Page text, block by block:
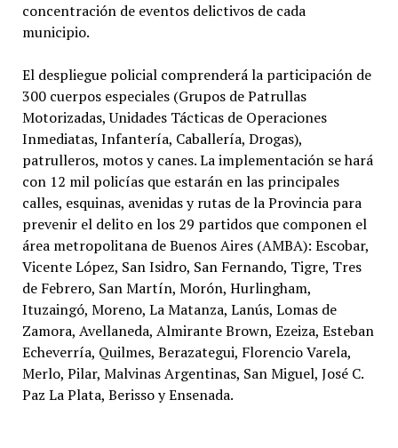
concentración de eventos delictivos de cada
municipio.
El despliegue policial comprenderá la participación de
300 cuerpos especiales (Grupos de Patrullas
Motorizadas, Unidades Tácticas de Operaciones
Inmediatas, Infantería, Caballería, Drogas),
patrulleros, motos y canes. La implementación se hará
con 12 mil policías que estarán en las principales
calles, esquinas, avenidas y rutas de la Provincia para
prevenir el delito en los 29 partidos que componen el
área metropolitana de Buenos Aires (AMBA): Escobar,
Vicente López, San Isidro, San Fernando, Tigre, Tres
de Febrero, San Martín, Morón, Hurlingham,
Ituzaingó, Moreno, La Matanza, Lanús, Lomas de
Zamora, Avellaneda, Almirante Brown, Ezeiza, Esteban
Echeverría, Quilmes, Berazategui, Florencio Varela,
Merlo, Pilar, Malvinas Argentinas, San Miguel, José C.
Paz La Plata, Berisso y Ensenada.